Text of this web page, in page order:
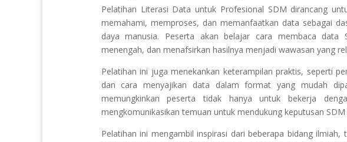
Pelatihan Literasi Data untuk Profesional SDM dirancang
memahami, memproses, dan memanfaatkan data sebagai
daya manusia. Peserta akan belajar cara membaca data
menengah, dan menafsirkan hasilnya menjadi wawasan yang
Pelatihan ini juga menekankan keterampilan praktis, seperti
dan cara menyajikan data dalam format yang mudah
memungkinkan peserta tidak hanya untuk bekerja
mengkomunikasikan temuan untuk mendukung keputusan
Pelatihan ini mengambil inspirasi dari beberapa bidang